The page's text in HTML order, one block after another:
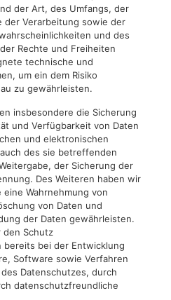
der Art, des Umfangs, der
der Verarbeitung sowie der
und des
Rechte und Freiheiten
technische und
um ein dem Risiko
zu gewährleisten.
insbesondere die Sicherung
und Verfügbarkeit von Daten
und elektronischen
des sie betreffenden
der Sicherung der
Des Weiteren haben wir
Wahrnehmung von
von Daten und
der Daten gewährleisten.
den Schutz
bereits bei der Entwicklung
Software sowie Verfahren
Datenschutzes, durch
datenschutzfreundliche